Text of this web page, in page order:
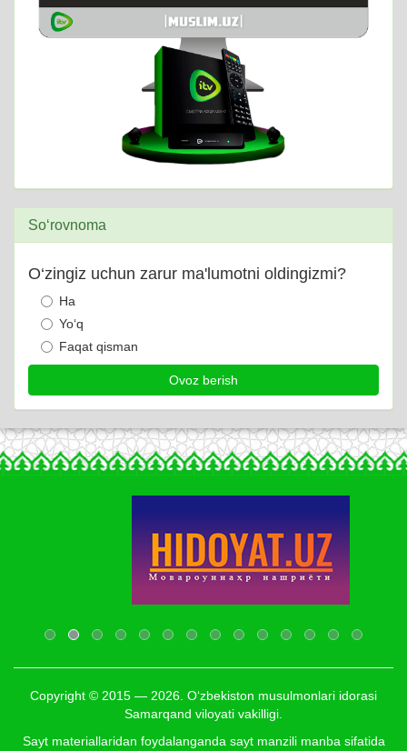
So‘rovnoma
O‘zingiz uchun zarur ma'lumotni oldingizmi?
Ha
Yo‘q
Faqat qisman
Copyright © 2015 — 2026. O‘zbekiston musulmonlari idorasi
Samarqand viloyati vakilligi.
Sayt materiallaridan foydalanganda sayt manzili manba sifatida